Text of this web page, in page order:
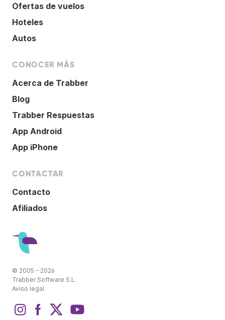
Ofertas de vuelos
Hoteles
Autos
CONOCER MÁS
Acerca de Trabber
Blog
Trabber Respuestas
App Android
App iPhone
CONTACTAR
Contacto
Afiliados
© 2005 - 2026
Trabber Software S.L.
Aviso legal